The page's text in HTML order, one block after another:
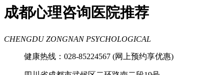
成都心理咨询医院推荐
CHENGDU ZONGNAN PSYCHOLOGICAL
健康热线：028-85224567 (网上预约享优惠)